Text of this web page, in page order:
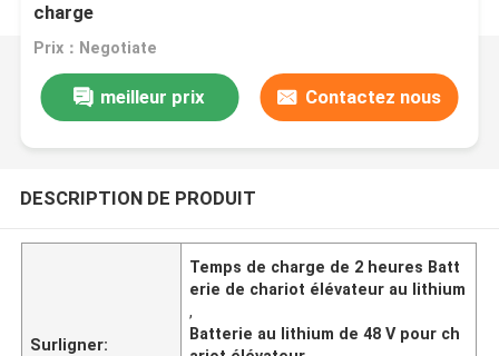
charge
Prix：Negotiate
meilleur prix Contactez nous
DESCRIPTION DE PRODUIT
Surligner:
Temps de charge de 2 heures Batt
erie de chariot élévateur au lithium
,
Batterie au lithium de 48 V pour ch